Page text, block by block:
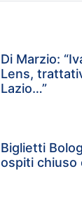
Di Marzio:
Lens,
Lazio…”
Biglietti
ospiti chiuso